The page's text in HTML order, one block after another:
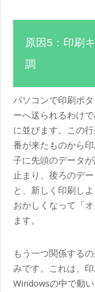
原因5：印刷
調
パソコンで印刷ボ
ーへ送られるわけ
に並びます。この
番が来たものから
子に先頭のデータ
止まり、後ろのデ
と、新しく印刷し
おかしくなって「
ます。
もう一つ関係するの
みです。これは、
Windowsの中で動